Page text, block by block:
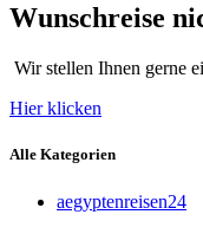
Wunschreise
Wir stellen Ihnen gerne
Hier klicken
Alle Kategorien
aegyptenreisen24